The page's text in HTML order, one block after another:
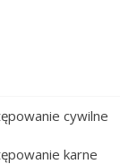
cywilne
karne